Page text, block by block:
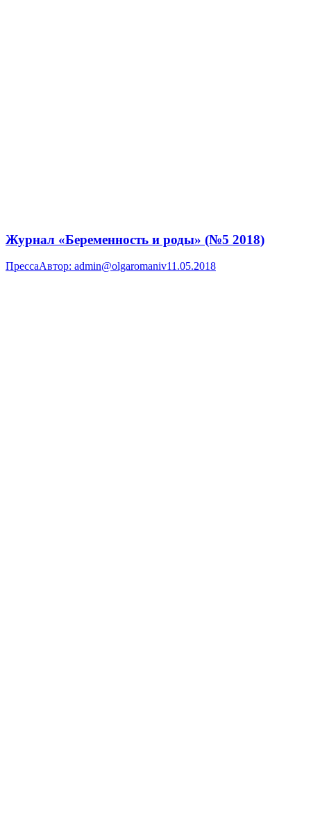
Журнал «Беременность и роды» (№5 2018)
ПрессаАвтор: admin@olgaromaniv11.05.2018